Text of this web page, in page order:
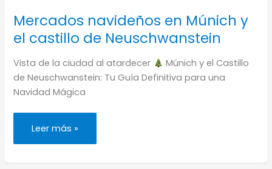
Mercados navideños en Múnich y
el castillo de Neuschwanstein
Vista de la ciudad al atardecer
Múnich y el Castillo
de Neuschwanstein: Tu Guía Definitiva para una
Navidad Mágica
Mercados
en
y
Leer más »